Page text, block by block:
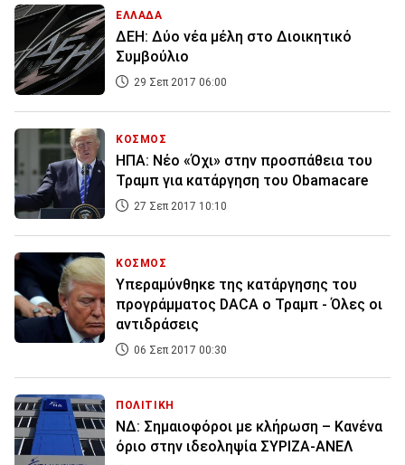
ΕΛΛΑΔΑ
ΔΕΗ: Δύο νέα μέλη στο Διοικητικό
Συμβούλιο
29 Σεπ 2017 06:00
ΚΟΣΜΟΣ
ΗΠΑ: Νέο «Όχι» στην προσπάθεια του
Τραμπ για κατάργηση του Obamacare
27 Σεπ 2017 10:10
ΚΟΣΜΟΣ
Υπεραμύνθηκε της κατάργησης του
προγράμματος DACA o Τραμπ - Όλες οι
αντιδράσεις
06 Σεπ 2017 00:30
ΠΟΛΙΤΙΚΗ
ΝΔ: Σημαιοφόροι με κλήρωση – Κανένα
όριο στην ιδεοληψία ΣΥΡΙΖΑ-ΑΝΕΛ